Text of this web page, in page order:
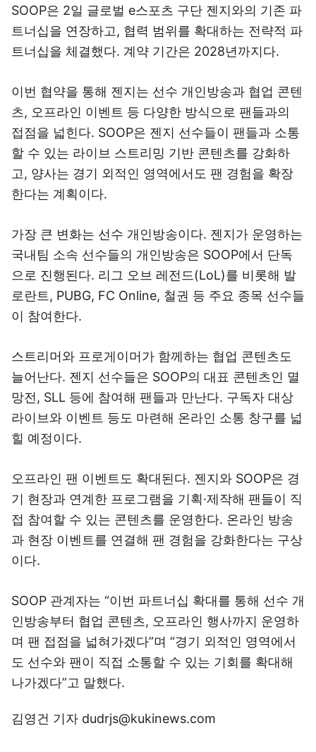
SOOP은 2일 글로벌 e스포츠 구단 젠지와의 기존 파
트너십을 연장하고, 협력 범위를 확대하는 전략적 파
트너십을 체결했다. 계약 기간은 2028년까지다.
이번 협약을 통해 젠지는 선수 개인방송과 협업 콘텐
츠, 오프라인 이벤트 등 다양한 방식으로 팬들과의
접점을 넓힌다. SOOP은 젠지 선수들이 팬들과 소통
할 수 있는 라이브 스트리밍 기반 콘텐츠를 강화하
고, 양사는 경기 외적인 영역에서도 팬 경험을 확장
한다는 계획이다.
가장 큰 변화는 선수 개인방송이다. 젠지가 운영하는
국내팀 소속 선수들의 개인방송은 SOOP에서 단독
으로 진행된다. 리그 오브 레전드(LoL)를 비롯해 발
로란트, PUBG, FC Online, 철권 등 주요 종목 선수들
이 참여한다.
스트리머와 프로게이머가 함께하는 협업 콘텐츠도
늘어난다. 젠지 선수들은 SOOP의 대표 콘텐츠인 멸
망전, SLL 등에 참여해 팬들과 만난다. 구독자 대상
라이브와 이벤트 등도 마련해 온라인 소통 창구를 넓
힐 예정이다.
오프라인 팬 이벤트도 확대된다. 젠지와 SOOP은 경
기 현장과 연계한 프로그램을 기획·제작해 팬들이 직
접 참여할 수 있는 콘텐츠를 운영한다. 온라인 방송
과 현장 이벤트를 연결해 팬 경험을 강화한다는 구상
이다.
SOOP 관계자는 “이번 파트너십 확대를 통해 선수 개
인방송부터 협업 콘텐츠, 오프라인 행사까지 운영하
며 팬 접점을 넓혀가겠다”며 “경기 외적인 영역에서
도 선수와 팬이 직접 소통할 수 있는 기회를 확대해
나가겠다”고 말했다.
김영건 기자 dudrjs@kukinews.com